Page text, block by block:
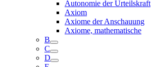
Autonomie der Urteilskraft
Axiom
Axiome der Anschauung
Axiome, mathematische
B
C
D